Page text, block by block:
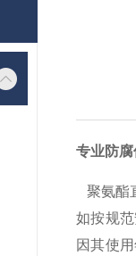
专业防
聚氨酯
如按规
因其使